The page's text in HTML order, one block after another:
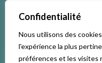
Confidentialité
Nous utilisons des
l'expérience la plus
préférences et les visites